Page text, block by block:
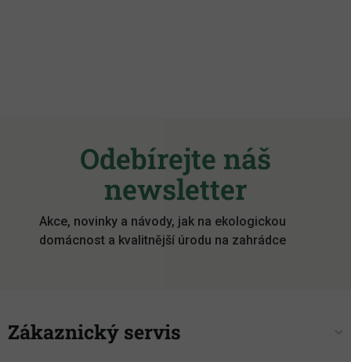
Odebírejte náš
newsletter
Akce, novinky a návody, jak na ekologickou
domácnost a kvalitnější úrodu na zahrádce
Zákaznický servis